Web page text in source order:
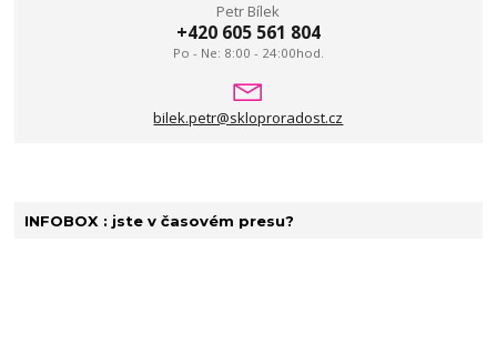
Petr Bílek
+420 605 561 804
Po - Ne: 8:00 - 24:00hod.
bilek.petr@skloproradost.cz
INFOBOX : jste v časovém presu?